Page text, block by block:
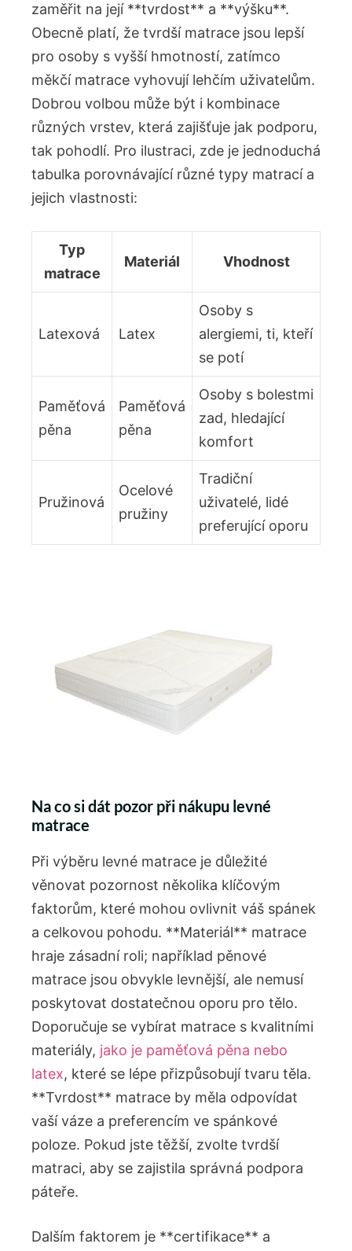
zaměřit na její **tvrdost** a **výšku**.
Obecně platí, že tvrdší matrace jsou lepší
pro osoby s vyšší hmotností, zatímco
měkčí matrace vyhovují lehčím uživatelům.
Dobrou volbou může být i kombinace
různých vrstev, která zajišťuje jak podporu,
tak pohodlí. Pro ilustraci, zde je jednoduchá
tabulka porovnávající různé typy matrací a
jejich vlastnosti:
Typ
matrace
Materiál Vhodnost
Latexová Latex
Osoby s
alergiemi, ti, kteří
se potí
Paměťová
pěna
Paměťová
pěna
Osoby s bolestmi
zad, hledající
komfort
Pružinová
Ocelové
pružiny
Tradiční
uživatelé, lidé
preferující oporu
Na co si dát pozor při nákupu levné
matrace
Při výběru levné matrace je důležité
věnovat pozornost několika klíčovým
faktorům, které mohou ovlivnit váš spánek
a celkovou pohodu. **Materiál** matrace
hraje zásadní roli; například pěnové
matrace jsou obvykle levnější, ale nemusí
poskytovat dostatečnou oporu pro tělo.
Doporučuje se vybírat matrace s kvalitními
materiály, jako je paměťová pěna nebo
latex, které se lépe přizpůsobují tvaru těla.
**Tvrdost** matrace by měla odpovídat
vaší váze a preferencím ve spánkové
poloze. Pokud jste těžší, zvolte tvrdší
matraci, aby se zajistila správná podpora
páteře.
Dalším faktorem je **certifikace** a